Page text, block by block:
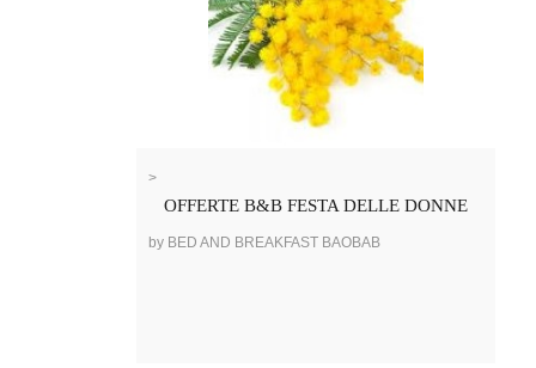
>
OFFERTE B&B FESTA DELLE DONNE
by BED AND BREAKFAST BAOBAB